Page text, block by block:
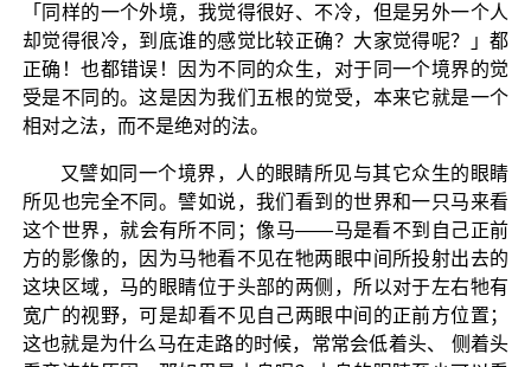
「同样的一个外境，我觉得很好、不冷，但是另外一个人
却觉得很冷，到底谁的感觉比较正确？大家觉得呢？」都
正确！也都错误！因为不同的众生，对于同一个境界的觉
受是不同的。这是因为我们五根的觉受，本来它就是一个
相对之法，而不是绝对的法。
又譬如同一个境界，人的眼睛所见与其它众生的眼睛
所见也完全不同。譬如说，我们看到的世界和一只马来看
这个世界，就会有所不同；像马——马是看不到自己正前
方的影像的，因为马牠看不见在牠两眼中间所投射出去的
这块区域，马的眼睛位于头部的两侧，所以对于左右牠有
宽广的视野，可是却看不见自己两眼中间的正前方位置；
这也就是为什么马在走路的时候，常常会低着头、 侧着头